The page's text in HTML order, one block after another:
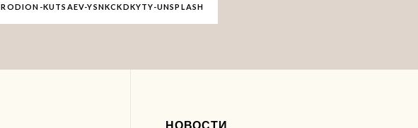
RODION-KUTSAEV-YSNKCKDKYTY-UNSPLASH
НОВОСТИ